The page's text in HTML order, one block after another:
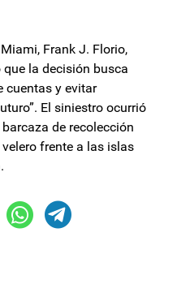
Frank J. Florio,
la decisión busca
cuentas y evitar
El siniestro ocurrió
de recolección
frente a las islas